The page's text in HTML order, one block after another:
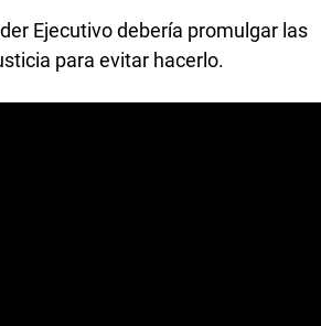
Ejecutivo debería promulgar las
para evitar hacerlo.